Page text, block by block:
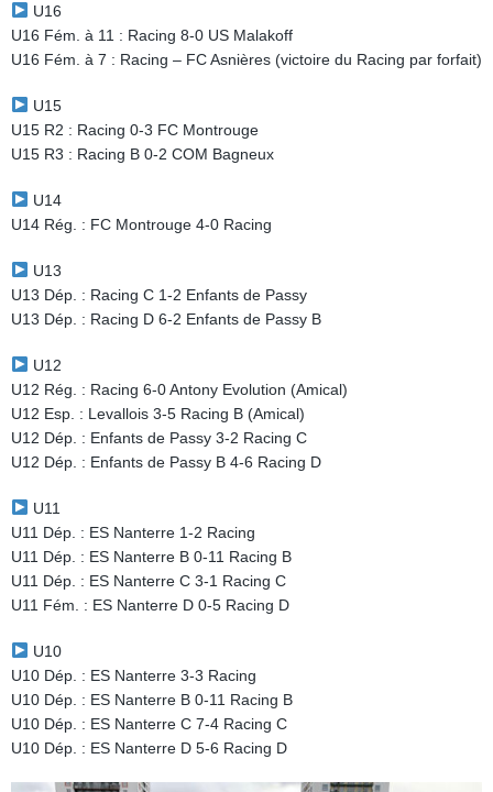
U16
U16 Fém. à 11 : Racing 8-0 US Malakoff
U16 Fém. à 7 : Racing – FC Asnières (victoire du Racing par forfait)
U15
U15 R2 : Racing 0-3 FC Montrouge
U15 R3 : Racing B 0-2 COM Bagneux
U14
U14 Rég. : FC Montrouge 4-0 Racing
U13
U13 Dép. : Racing C 1-2 Enfants de Passy
U13 Dép. : Racing D 6-2 Enfants de Passy B
U12
U12 Rég. : Racing 6-0 Antony Evolution (Amical)
U12 Esp. : Levallois 3-5 Racing B (Amical)
U12 Dép. : Enfants de Passy 3-2 Racing C
U12 Dép. : Enfants de Passy B 4-6 Racing D
U11
U11 Dép. : ES Nanterre 1-2 Racing
U11 Dép. : ES Nanterre B 0-11 Racing B
U11 Dép. : ES Nanterre C 3-1 Racing C
U11 Fém. : ES Nanterre D 0-5 Racing D
U10
U10 Dép. : ES Nanterre 3-3 Racing
U10 Dép. : ES Nanterre B 0-11 Racing B
U10 Dép. : ES Nanterre C 7-4 Racing C
U10 Dép. : ES Nanterre D 5-6 Racing D